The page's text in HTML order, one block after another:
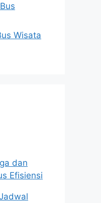
Wisata
dan
Efisiensi